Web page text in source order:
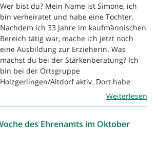
Wer bist du? Mein Name ist Simone, ich
bin verheiratet und habe eine Tochter.
Nachdem ich 33 Jahre im kaufmännischen
Bereich tätig war, mache ich jetzt noch
eine Ausbildung zur Erzieherin. Was
machst du bei der Stärkenberatung? Ich
bin bei der Ortsgruppe
Holzgerlingen/Altdorf aktiv. Dort habe
Weiterlesen
des Ehrenamts im Oktober